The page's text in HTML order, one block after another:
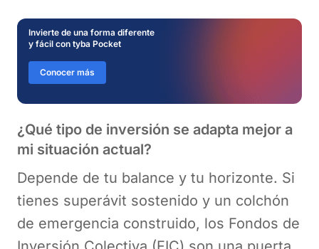
Invierte de una forma diferente
y fácil con tyba Pocket
Conocer más
¿Qué tipo de inversión se adapta mejor a
mi situación actual?
Depende de tu balance y tu horizonte. Si
tienes superávit sostenido y un colchón
de emergencia construido, los Fondos de